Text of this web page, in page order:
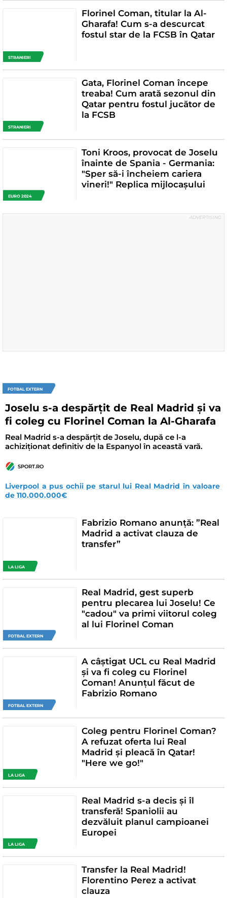
STRANIERI
Florinel Coman, titular la Al-
Gharafa! Cum s-a descurcat
fostul star de la FCSB în Qatar
STRANIERI
Gata, Florinel Coman începe
treaba! Cum arată sezonul din
Qatar pentru fostul jucător de
la FCSB
EURO 2024
Toni Kroos, provocat de Joselu
înainte de Spania - Germania:
"Sper să-i încheiem cariera
vineri!" Replica mijlocașului
FOTBAL EXTERN
Joselu s-a despărțit de Real Madrid și va
fi coleg cu Florinel Coman la Al-Gharafa
Real Madrid s-a despărțit de Joselu, după ce l-a
achiziționat definitiv de la Espanyol în această vară.
SPORT.RO
Liverpool a pus ochii pe starul lui Real Madrid în valoare
de 110.000.000€
LA LIGA
Fabrizio Romano anunță: ”Real
Madrid a activat clauza de
transfer”
FOTBAL EXTERN
Real Madrid, gest superb
pentru plecarea lui Joselu! Ce
"cadou" va primi viitorul coleg
al lui Florinel Coman
FOTBAL EXTERN
A câștigat UCL cu Real Madrid
și va fi coleg cu Florinel
Coman! Anunțul făcut de
Fabrizio Romano
LA LIGA
Coleg pentru Florinel Coman?
A refuzat oferta lui Real
Madrid și pleacă în Qatar!
"Here we go!"
LA LIGA
Real Madrid s-a decis și îl
transferă! Spaniolii au
dezvăluit planul campioanei
Europei
Transfer la Real Madrid!
Florentino Perez a activat
clauza